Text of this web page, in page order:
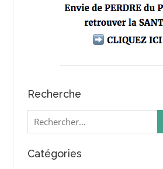
Recherche
Rechercher :
Catégories